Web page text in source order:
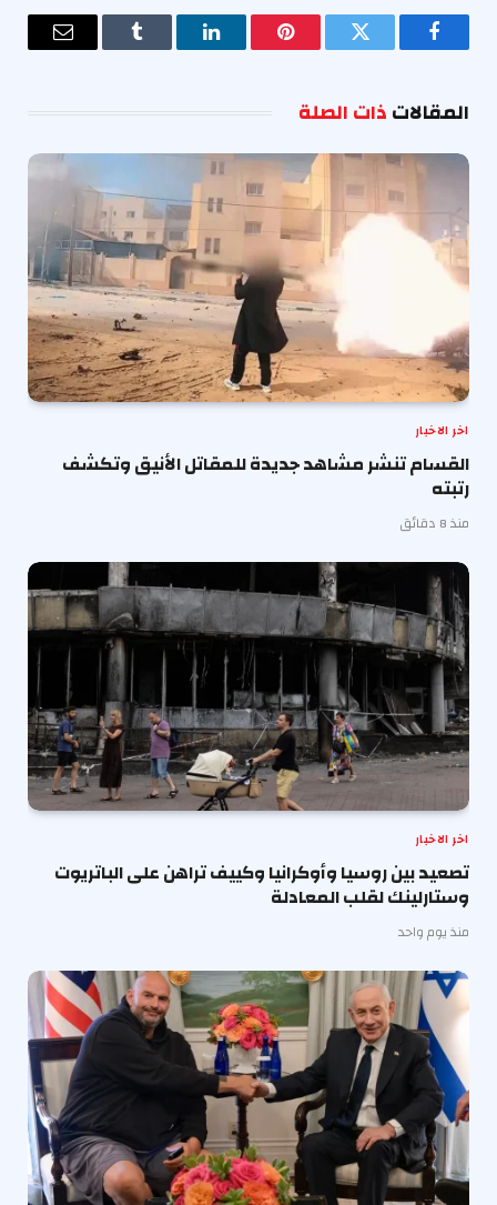
فيسبوك تويتر بينتيريستلينكدإن Tumblr
البريد
المقالاتذات الصلة
اخر الاخبار
القسام تنشر مشاهد جديدة للمقاتل الأنيق وتكشف
رتبته
منذ 8 دقائق
اخر الاخبار
تصعيد بين روسيا وأوكرانيا وكييف تراهن على الباتريوت
وستارلينك لقلب المعادلة
منذ يوم واحد